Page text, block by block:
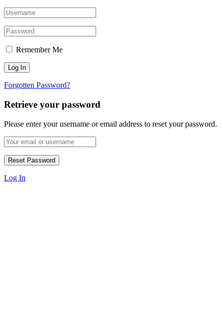
Remember Me
Forgotten Password?
Retrieve your password
Please enter your username or email address to reset your password.
Log In